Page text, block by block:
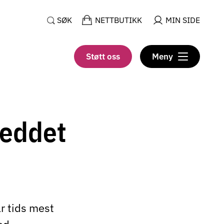
SØK NETTBUTIKK MIN SIDE
Støtt oss Meny
tids mest